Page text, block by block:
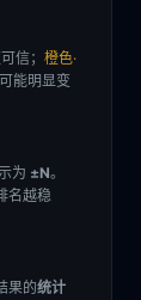
信； 橙色·
能明显变
为 ±N。
名越稳
果的统计